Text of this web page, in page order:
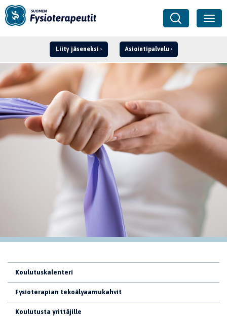
Liity jäseneksi Asiointipalvelu
Kirjaudu ›
Koulutuskalenteri
Fysioterapian tekoälyaamukahvit
Koulutusta yrittäjille